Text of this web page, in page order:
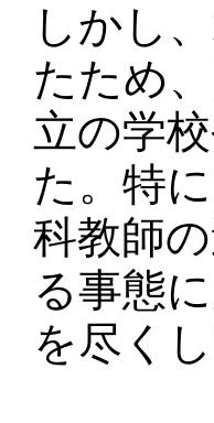
しかし
たため
立の学
た。特
科教師
る事態
を尽く